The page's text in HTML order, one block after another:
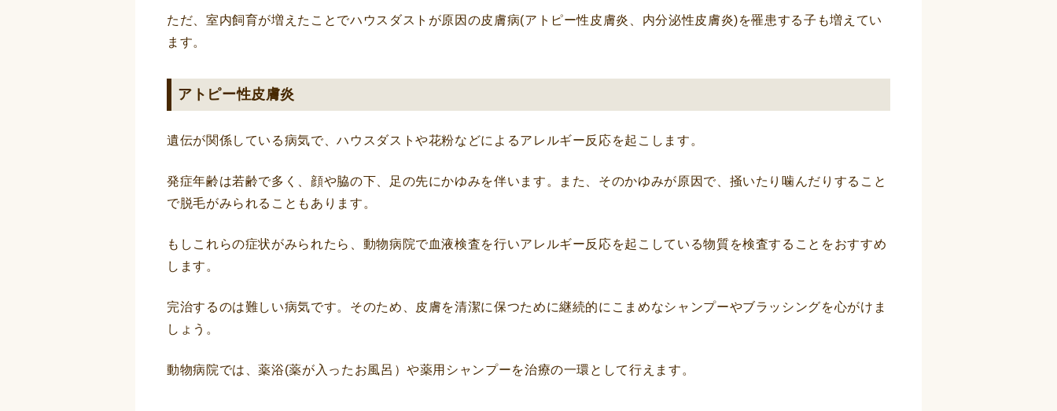
ただ、室内飼育が増えたことでハウスダストが原因の皮膚病(アトピー性皮膚炎、内分泌性皮膚炎)を罹患する子も増えてい
ます。
アトピー性皮膚炎
遺伝が関係している病気で、ハウスダストや花粉などによるアレルギー反応を起こします。
発症年齢は若齢で多く、顔や脇の下、足の先にかゆみを伴います。また、そのかゆみが原因で、掻いたり噛んだりすること
で脱毛がみられることもあります。
もしこれらの症状がみられたら、動物病院で血液検査を行いアレルギー反応を起こしている物質を検査することをおすすめ
します。
完治するのは難しい病気です。そのため、皮膚を清潔に保つために継続的にこまめなシャンプーやブラッシングを心がけま
しょう。
動物病院では、薬浴(薬が入ったお風呂）や薬用シャンプーを治療の一環として行えます。